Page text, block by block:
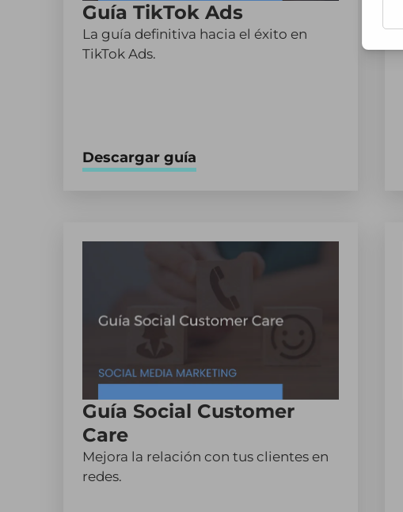
Guía TikTok Ads
La guía definitiva hacia el éxito en
TikTok Ads.
Descargar guía
Guía Social Customer
Care
Mejora la relación con tus clientes en
redes.